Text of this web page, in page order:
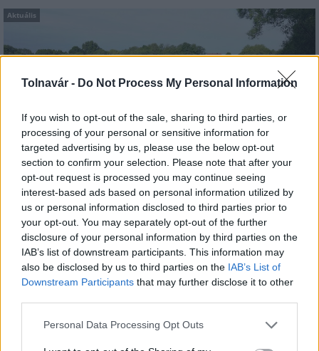
Tolnavár - Do Not Process My Personal Information
If you wish to opt-out of the sale, sharing to third parties, or
processing of your personal or sensitive information for
targeted advertising by us, please use the below opt-out
section to confirm your selection. Please note that after your
opt-out request is processed you may continue seeing
interest-based ads based on personal information utilized by
us or personal information disclosed to third parties prior to
your opt-out. You may separately opt-out of the further
disclosure of your personal information by third parties on the
IAB’s list of downstream participants. This information may
also be disclosed by us to third parties on the IAB’s List of
Downstream Participants that may further disclose it to other
Please note that this website/app uses one or more Google
Personal Data Processing Opt Outs
Aktuális
Az atomerőmű egyetlen hatása a környezetre, hogy a
Duna vizét némileg felmelegíti
MAGYAR ÉPÍTŐK